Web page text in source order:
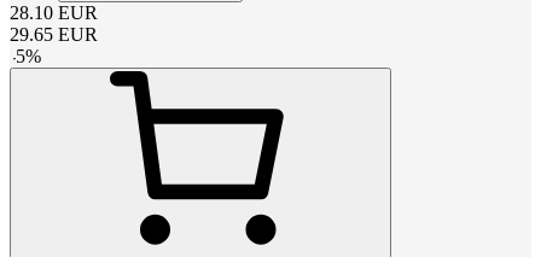
28.10 EUR
29.65 EUR
-5%